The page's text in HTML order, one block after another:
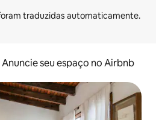
Anuncie seu espaço no Airbnb